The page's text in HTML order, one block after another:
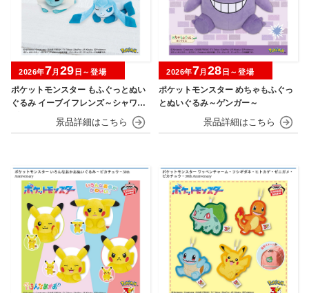
ポケットモンスター もふぐっとぬい
ぐるみ イーブイフレンズ～シャワー
ズ・グレイシア～おひるねver.
2026年7月 29 日～登場
ポケットモンスター めちゃもふぐっ
とぬいぐるみ～ゲンガー～
2026年7月 28 日～登場